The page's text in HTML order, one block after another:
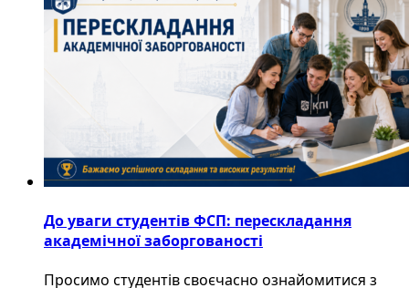
До уваги студентів ФСП: перескладання
академічної заборгованості
Просимо студентів своєчасно ознайомитися з